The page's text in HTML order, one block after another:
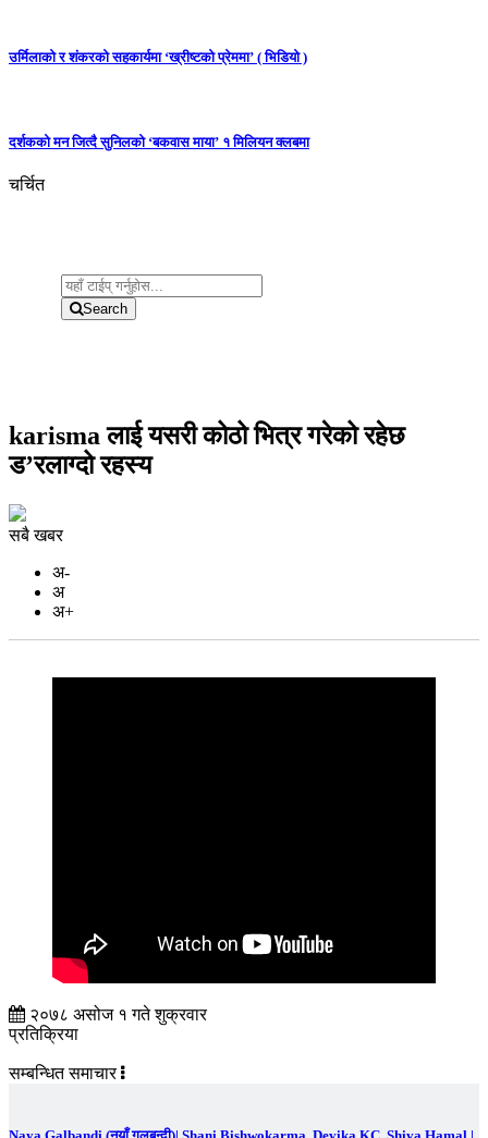
उर्मिलाको र शंकरको सहकार्यमा ‘ख्रीष्टको प्रेममा’ ( भिडियो )
दर्शकको मन जित्दै सुनिलको ‘बकवास माया’ १ मिलियन क्लबमा
चर्चित
Search
karisma लाई यसरी कोठो भित्र गरेको रहेछ
ड’रलाग्दो रहस्य
सबै खबर
अ-
अ
अ+
२०७८ असोज १ गते शुक्रवार
प्रतिक्रिया
सम्बन्धित समाचार